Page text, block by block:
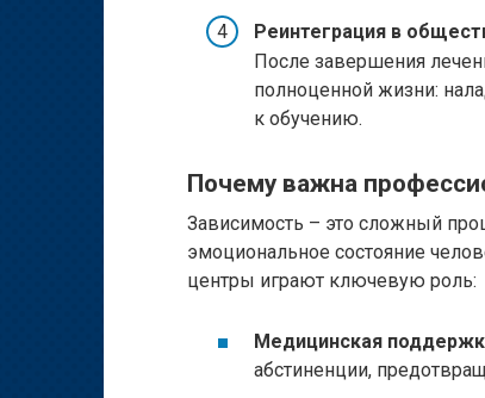
Реинтеграция в
После завершения
полноценной жизни:
к обучению.
Почему важна
Зависимость – это сложный
эмоциональное состояние
центры играют ключевую роль:
Медицинская
абстиненции,